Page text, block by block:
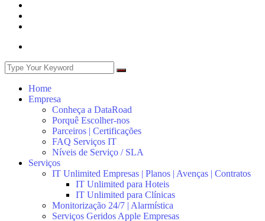
Home
Empresa
Conheça a DataRoad
Porquê Escolher-nos
Parceiros | Certificações
FAQ Serviços IT
Níveis de Serviço / SLA
Serviços
IT Unlimited Empresas | Planos | Avenças | Contratos
IT Unlimited para Hoteis
IT Unlimited para Clínicas
Monitorização 24/7 | Alarmística
Serviços Geridos Apple Empresas